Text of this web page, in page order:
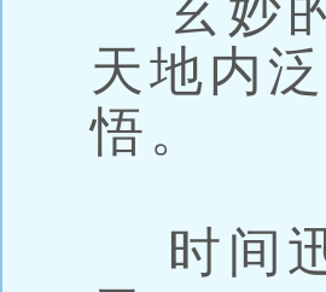
天地内
悟。
时间迅